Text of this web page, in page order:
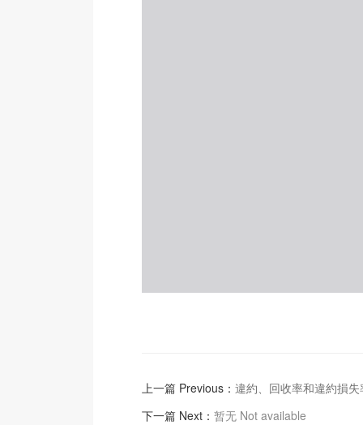
上一篇 Previous： 違約、回收率和違約損
下一篇 Next： 暂无 Not available